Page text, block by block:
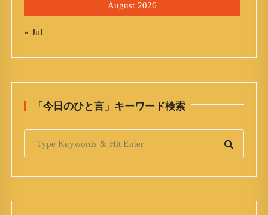
August 2026
« Jul
「今日のひと言」キーワード検索